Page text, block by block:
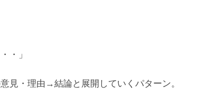
・」
・理由→結論と展開していくパターン。